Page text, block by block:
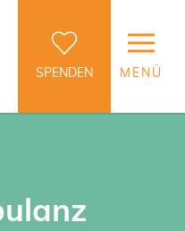
SPENDEN MENÜ